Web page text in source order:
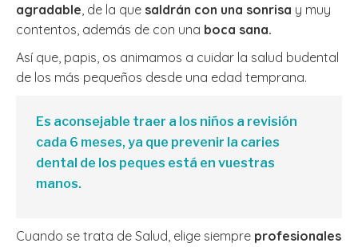
agradable, de la que saldrán con una sonrisa y muy
contentos, además de con una boca sana.
Así que, papis, os animamos a cuidar la salud budental
de los más pequeños desde una edad temprana.
Es aconsejable traer a los niños a revisión
cada 6 meses, ya que prevenir la caries
dental de los peques está en vuestras
manos.
Cuando se trata de Salud, elige siempre profesionales